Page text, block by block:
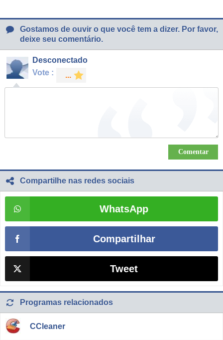
Gostamos de ouvir o que você tem a dizer. Por favor,
deixe seu comentário.
Desconectado
Vote :
Compartilhe nas redes sociais
WhatsApp
Compartilhar
Tweet
Programas relacionados
CCleaner